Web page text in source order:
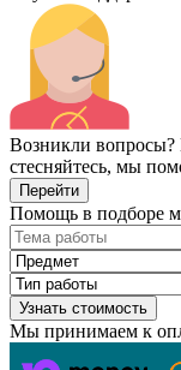
Возникли
стесняйтесь, мы
Перейти
Помощь в подборе
Узнать стоимость
Мы принимаем к